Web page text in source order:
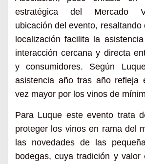
estratégica del Mercado
ubicación del evento, resaltando
localización facilita la
interacción cercana y directa
y consumidores. Según
asistencia año tras año refleja
vez mayor por los vinos de
Para Luque este evento trata
proteger los vinos en rama del
las novedades de las
bodegas, cuya tradición y valor